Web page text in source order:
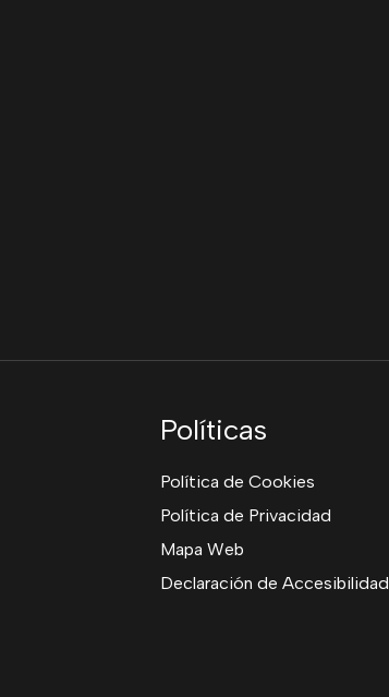
Políticas
Política de Cookies
Política de Privacidad
Mapa Web
Declaración de Accesibilidad